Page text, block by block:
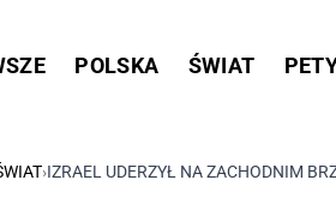
POLSKA ŚWIAT
›IZRAEL UDERZYŁ NA ZACHODNIM